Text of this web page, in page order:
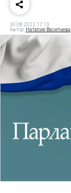
30.08.2022 17:13
Автор: Наталия Васильева